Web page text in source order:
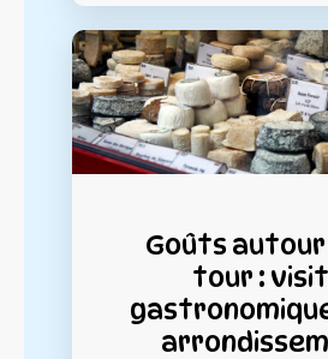
Goûts autour
tour :